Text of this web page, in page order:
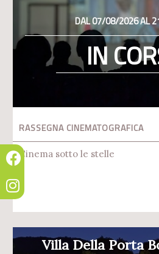
DAL 07/08/2026 AL
IN
RASSEGNA CINEMATOGRAFICA
Cinema sotto le stelle
Villa Della Porta